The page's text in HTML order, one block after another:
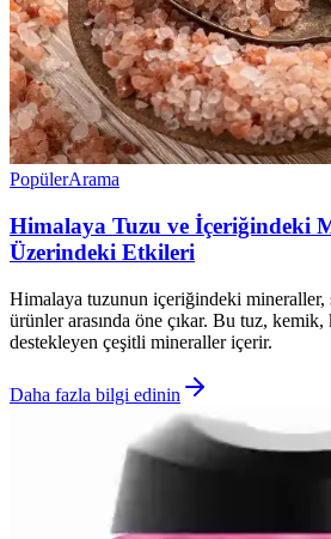
PopülerArama
Himalaya Tuzu ve İçeriğindeki
Üzerindeki Etkileri
Himalaya tuzunun içeriğindeki mineraller,
ürünler arasında öne çıkar. Bu tuz, kemik,
destekleyen çeşitli mineraller içerir.
Daha fazla bilgi edinin